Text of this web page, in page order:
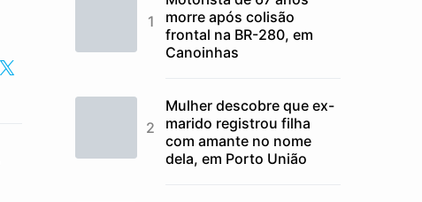
morre após colisão
frontal na BR-280, em
Canoinhas
Mulher descobre que ex-
marido registrou filha
com amante no nome
dela, em Porto União